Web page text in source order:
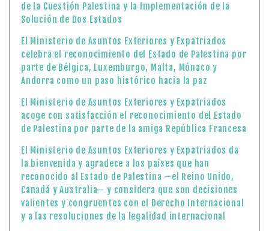
de la Cuestión Palestina y la Implementación de la
Solución de Dos Estados
El Ministerio de Asuntos Exteriores y Expatriados
celebra el reconocimiento del Estado de Palestina por
parte de Bélgica, Luxemburgo, Malta, Mónaco y
Andorra como un paso histórico hacia la paz
El Ministerio de Asuntos Exteriores y Expatriados
acoge con satisfacción el reconocimiento del Estado
de Palestina por parte de la amiga República Francesa
El Ministerio de Asuntos Exteriores y Expatriados da
la bienvenida y agradece a los países que han
reconocido al Estado de Palestina —el Reino Unido,
Canadá y Australia— y considera que son decisiones
valientes y congruentes con el Derecho Internacional
y a las resoluciones de la legalidad internacional